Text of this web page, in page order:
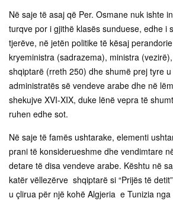
Në saje të asaj që Per. Osmane nuk ishte
turqve por i gjithë klasës sunduese, edhe i
tjerëve, në jetën politike të kësaj
kryeministra (sadrazema), ministra
shqiptarë (rreth 250) dhe shumë prej tyre
administratës së vendeve arabe dhe në
shekujve XVI-XIX, duke lënë vepra të
ruhen edhe sot.
Në saje të famës ushtarake, elementi
prani të konsiderueshme dhe vendimtare
detare të disa vendeve arabe. Kështu në
katër vëllezërve shqiptarë si “Prijës të
u çlirua për një kohë Algjeria e Tunizia